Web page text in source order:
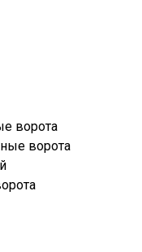
ворота
ворота